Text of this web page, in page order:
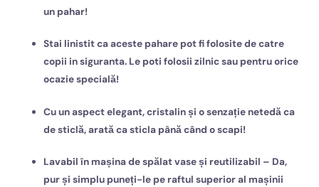
un pahar!
Stai linistit ca aceste pahare pot fi folosite de catre
copii in siguranta. Le poti folosii zilnic sau pentru orice
ocazie specială!
Cu un aspect elegant, cristalin și o senzație netedă ca
de sticlă, arată ca sticla până când o scapi!
Lavabil în mașina de spălat vase și reutilizabil – Da,
pur și simplu puneți-le pe raftul superior al mașinii